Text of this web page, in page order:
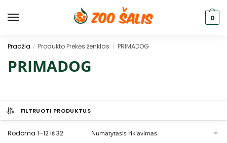
0
Pradžia / Produkto Prekės ženklas / PRIMADOG
PRIMADOG
FILTRUOTI PRODUKTUS
Rodoma 1–12 iš 32